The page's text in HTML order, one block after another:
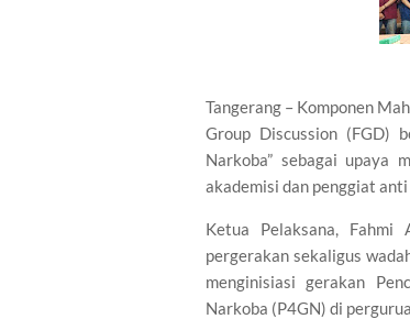
Tangerang – Komponen
Group Discussion (FGD)
Narkoba” sebagai upaya
akademisi dan penggiat
Ketua Pelaksana,
pergerakan sekaligus
menginisiasi gerakan
Narkoba (P4GN) di